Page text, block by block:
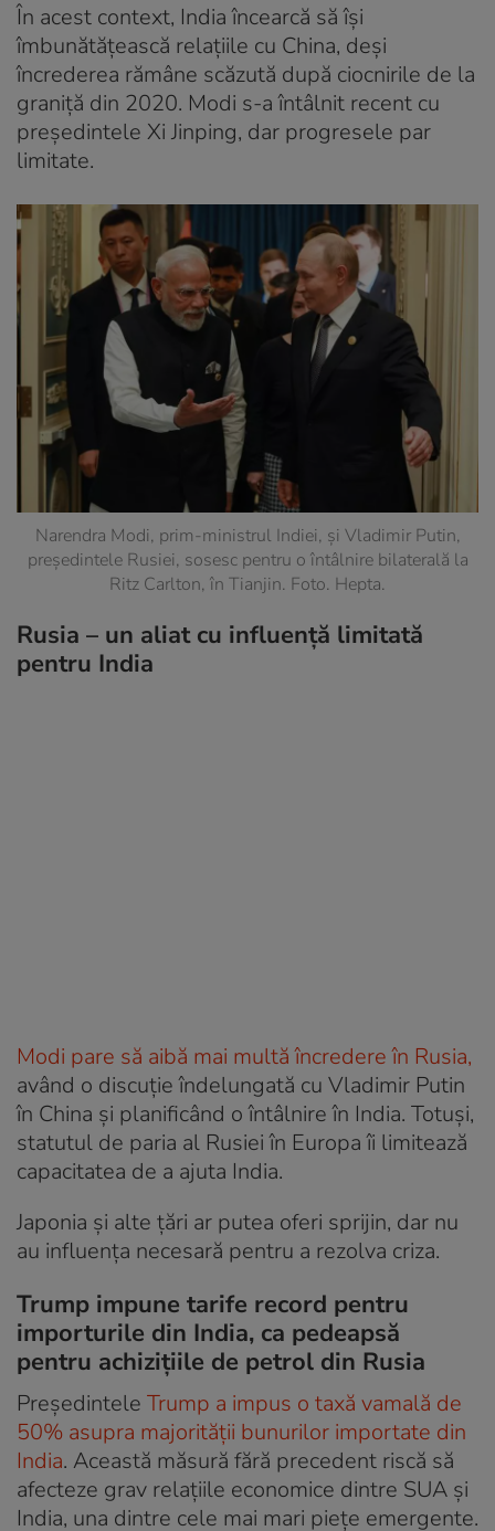
În acest context, India încearcă să își
îmbunătățească relațiile cu China, deși
încrederea rămâne scăzută după ciocnirile de la
graniță din 2020. Modi s-a întâlnit recent cu
președintele Xi Jinping, dar progresele par
limitate.
Narendra Modi, prim-ministrul Indiei, și Vladimir Putin,
președintele Rusiei, sosesc pentru o întâlnire bilaterală la
Ritz Carlton, în Tianjin. Foto. Hepta.
Rusia – un aliat cu influență limitată
pentru India
Modi pare să aibă mai multă încredere în Rusia,
având o discuție îndelungată cu Vladimir Putin
în China și planificând o întâlnire în India. Totuși,
statutul de paria al Rusiei în Europa îi limitează
capacitatea de a ajuta India.
Japonia și alte țări ar putea oferi sprijin, dar nu
au influența necesară pentru a rezolva criza.
Trump impune tarife record pentru
importurile din India, ca pedeapsă
pentru achizițiile de petrol din Rusia
Președintele Trump a impus o taxă vamală de
50% asupra majorității bunurilor importate din
India. Această măsură fără precedent riscă să
afecteze grav relațiile economice dintre SUA și
India, una dintre cele mai mari piețe emergente.